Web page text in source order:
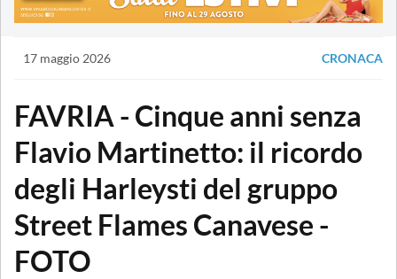
17 maggio 2026 CRONACA
FAVRIA - Cinque anni senza
Flavio Martinetto: il ricordo
degli Harleysti del gruppo
Street Flames Canavese -
FOTO